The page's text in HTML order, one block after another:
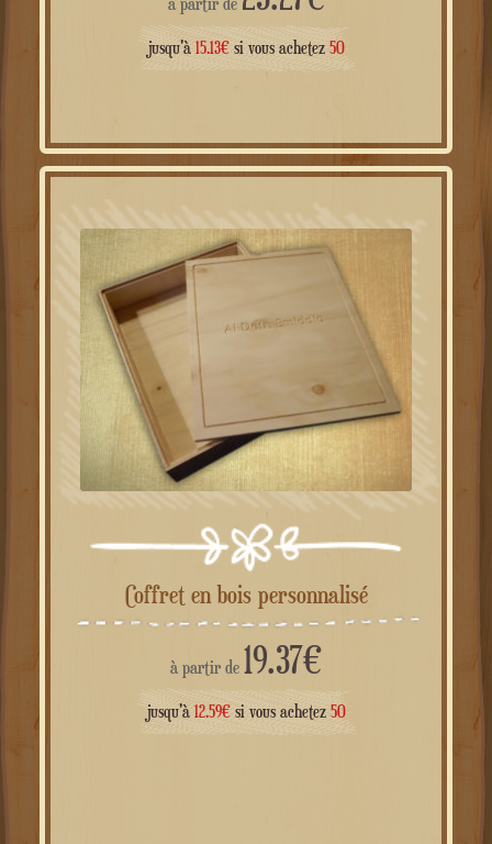
jusqu'à 15.13€si vous achetez 50
Coffret en bois personnalisé
à partir de 19.37€
jusqu'à 12.59€si vous achetez 50